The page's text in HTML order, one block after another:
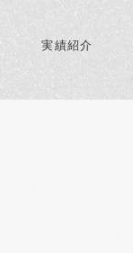
実績紹介